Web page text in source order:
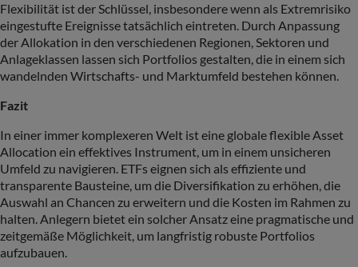
Flexibilität ist der Schlüssel, insbesondere wenn als Extremrisiko
eingestufte Ereignisse tatsächlich eintreten. Durch Anpassung
der Allokation in den verschiedenen Regionen, Sektoren und
Anlageklassen lassen sich Portfolios gestalten, die in einem sich
wandelnden Wirtschafts- und Marktumfeld bestehen können.
Fazit
In einer immer komplexeren Welt ist eine globale flexible Asset
Allocation ein effektives Instrument, um in einem unsicheren
Umfeld zu navigieren. ETFs eignen sich als effiziente und
transparente Bausteine, um die Diversifikation zu erhöhen, die
Auswahl an Chancen zu erweitern und die Kosten im Rahmen zu
halten. Anlegern bietet ein solcher Ansatz eine pragmatische und
zeitgemäße Möglichkeit, um langfristig robuste Portfolios
aufzubauen.